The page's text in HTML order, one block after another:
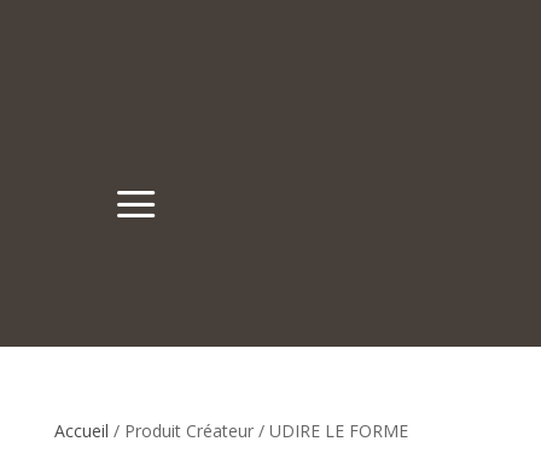
a
Accueil / Produit Créateur / UDIRE LE FORME